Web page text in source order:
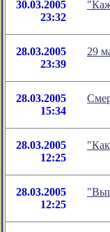
30.03.2005
23:32
28.03.2005
23:39
29
28.03.2005
15:34
28.03.2005
12:25
28.03.2005
12:25